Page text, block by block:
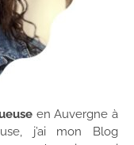
en Auvergne à
j’ai mon Blog